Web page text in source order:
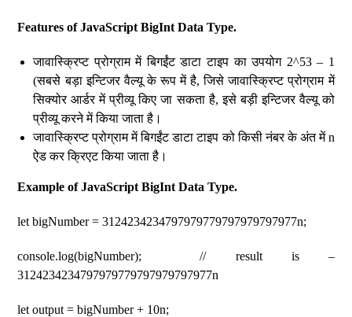
Features of JavaScript BigInt Data Type.
जावास्क्रिप्ट प्रोग्राम में बिगईंट डाटा टाइप का उपयोग 2^53 – 1
(सबसे बड़ा इन्टिजर वैल्यू के रूप में है, जिसे जावास्क्रिप्ट प्रोग्राम में
सिक्योर आर्डर में प्रीव्यू किए जा सकता है, इसे बड़ी इन्टिजर वैल्यू को
प्रीव्यू करने में किया जाता है।
जावास्क्रिप्ट प्रोग्राम में बिगईंट डाटा टाइप को किसी नंबर के अंत में n
ऐड कर क्रिएट किया जाता है।
Example of JavaScript BigInt Data Type.
let bigNumber = 3124234234797979779797979797977n;
console.log(bigNumber); // result is –
3124234234797979779797979797977n
let output = bigNumber + 10n;